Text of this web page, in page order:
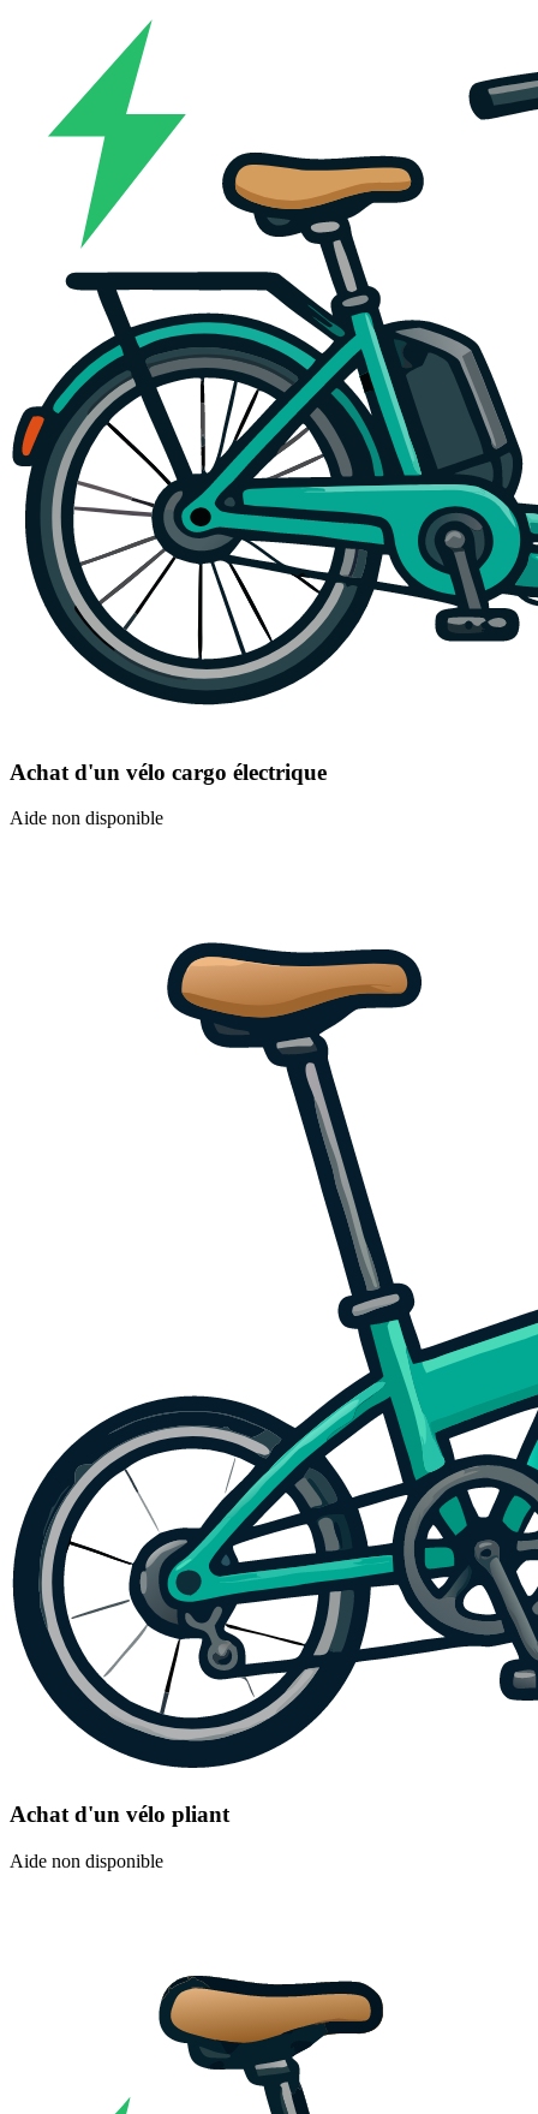
Achat d'un vélo cargo électrique
Aide non disponible
Achat d'un vélo pliant
Aide non disponible